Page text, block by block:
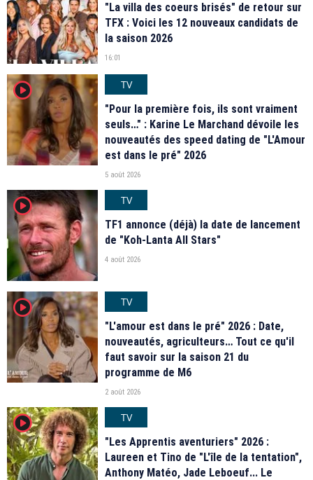
"La villa des coeurs brisés" de retour sur
TFX : Voici les 12 nouveaux candidats de
la saison 2026
16:01
player2
TV
"Pour la première fois, ils sont vraiment
seuls…" : Karine Le Marchand dévoile les
nouveautés des speed dating de "L'Amour
est dans le pré" 2026
5 août 2026
player2
TV
TF1 annonce (déjà) la date de lancement
de "Koh-Lanta All Stars"
4 août 2026
player2
TV
"L'amour est dans le pré" 2026 : Date,
nouveautés, agriculteurs… Tout ce qu'il
faut savoir sur la saison 21 du
programme de M6
2 août 2026
player2
TV
"Les Apprentis aventuriers" 2026 :
Laureen et Tino de "L'île de la tentation",
Anthony Matéo, Jade Leboeuf... Le